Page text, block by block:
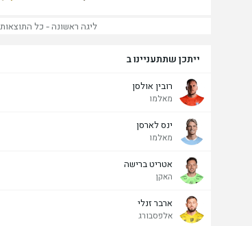
ליגה ראשונה - כל התוצאות
ייתכן שתתעניינו ב
רובין אולסן
מאלמו
ינס לארסן
מאלמו
אטריט ברישה
האקן
ארבר זנלי
אלפסבורג